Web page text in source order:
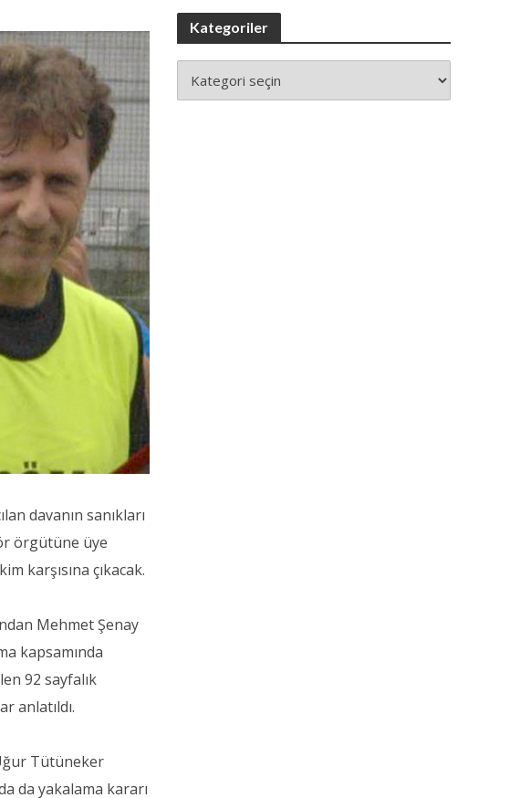
davanın sanıkları
örgütüne üye
karşısına çıkacak.
Mehmet Şenay
kapsamında
92 sayfalık
anlatıldı.
Tütüneker
da yakalama kararı
Kategoriler